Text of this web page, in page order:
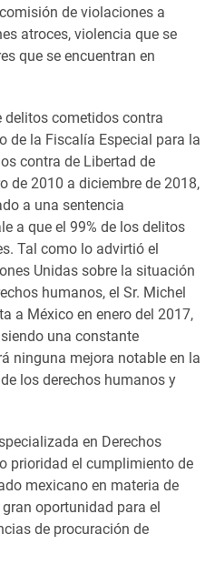
de violaciones a
atroces, violencia que se
que se encuentran en
delitos cometidos contra
de la Fiscalía Especial para la
contra de Libertad de
de 2010 a diciembre de 2018,
a una sentencia
a que el 99% de los delitos
Tal como lo advirtió el
Unidas sobre la situación
humanos, el Sr. Michel
a México en enero del 2017,
una constante
ninguna mejora notable en la
los derechos humanos y
en Derechos
prioridad el cumplimiento de
mexicano en materia de
oportunidad para el
de procuración de